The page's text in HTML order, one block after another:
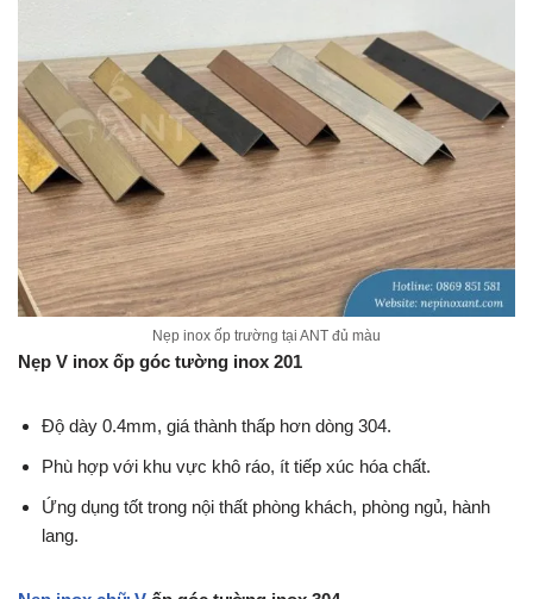
Nẹp inox ốp trường tại ANT đủ màu
Nẹp V inox ốp góc tường inox 201
Độ dày 0.4mm, giá thành thấp hơn dòng 304.
Phù hợp với khu vực khô ráo, ít tiếp xúc hóa chất.
Ứng dụng tốt trong nội thất phòng khách, phòng ngủ, hành
lang.